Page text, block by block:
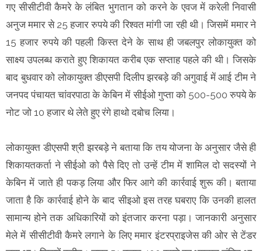
गए सीसीटीवी कैमरे के लंबित भुगतान को करने के एवज में करेली निवासी
अनुज ममार से 25 हजार रुपये की रिश्वत मांगी जा रही थी। जिसमें ममार ने
15 हजार रुपये की पहली किस्त देने के साथ ही जबलपुर लोकायुक्त को
साक्ष्य उपलब्ध कराते हुए शिकायत करीब एक सप्ताह पहले की थी। जिसके
बाद बुधवार को लोकायुक्त डीएसपी दिलीप झरबड़े की अगुवाई में आई टीम ने
जनपद पंचायत चांवरपाठा के केबिन में सीईओ गुप्ता को 500-500 रुपये के
नोट जो 10 हजार थे लेते हुए रंगे हाथो दबोच लिया।
लोकायुक्त डीएसपी श्री झरबड़े ने बताया कि तय योजना के अनुसार जैसे ही
शिकायतकर्ता ने सीईओ को पैसे दिए तो उन्हें टीम में शामिल दो सदस्यों ने
केबिन में जाते ही पकड़ लिया और फिर आगे की कार्रवाई शुरू की। बताया
जाता है कि कार्रवाई होने के बाद सीइओ इस तरह घबराए कि उनकी हालत
सामान्य होने तक अधिकारियों को इंतजार करना पड़ा। जानकारी अनुसार
मेले में सीसीटीवी कैमरे लगाने के लिए ममार इंटरप्राइजेस की ओर से टेंडर